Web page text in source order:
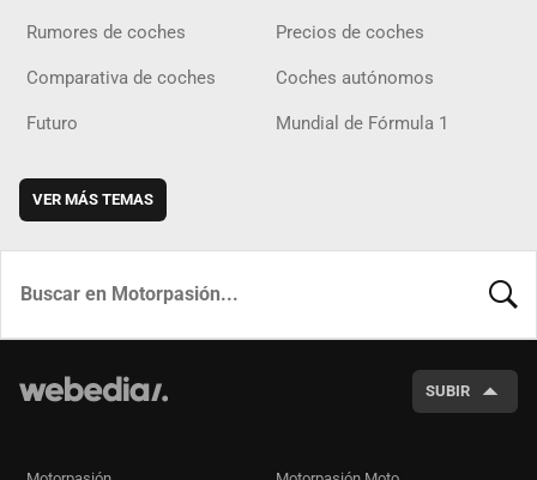
Rumores de coches Precios de coches
Comparativa de coches Coches autónomos
Futuro Mundial de Fórmula 1
VER MÁS TEMAS
SUBIR